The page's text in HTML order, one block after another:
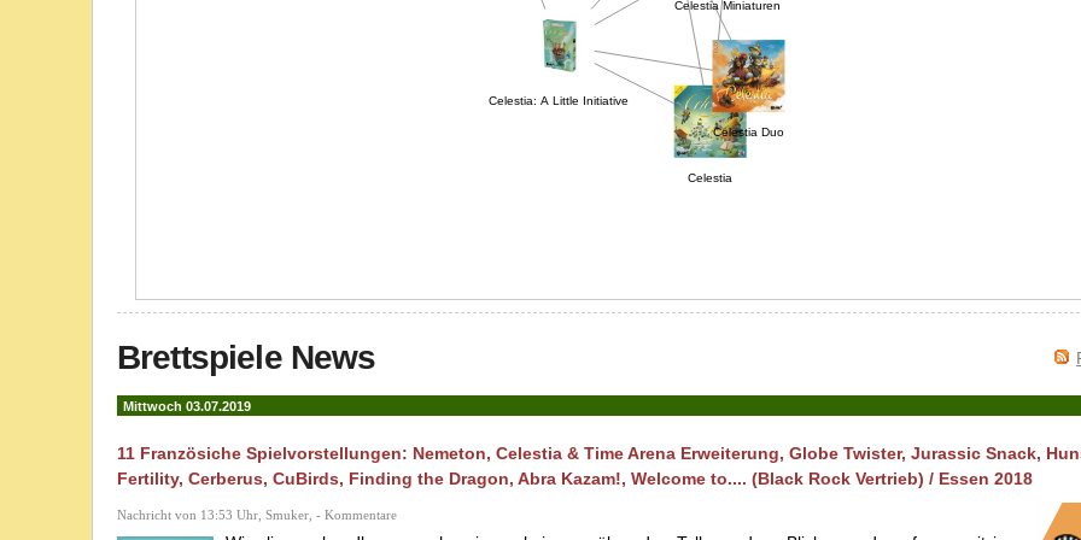
Celestia
Celestia Miniaturen
Celestia: A Little Initiative
Celestia Duo
Brettspiele News
Mittwoch 03.07.2019
11 Französiche Spielvorstellungen: Nemeton, Celestia & Time Arena Erweiterung, Globe Twister, Jurassic Snack,
Fertility, Cerberus, CuBirds, Finding the Dragon, Abra Kazam!, Welcome to.... (Black Rock Vertrieb) / Essen 2018
Nachricht von 13:53 Uhr, Smuker, - Kommentare